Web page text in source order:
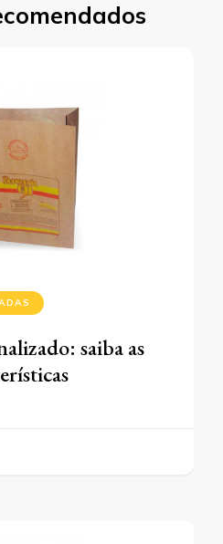
saiba as